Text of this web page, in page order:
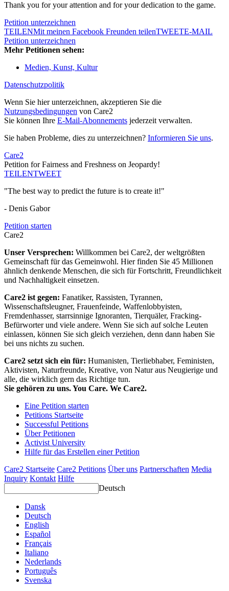
Thank you for your attention and for your dedication to the game.
Petition unterzeichnen
TEILENMit meinen Facebook Freunden teilenTWEETE-MAIL
Petition unterzeichnen
Mehr Petitionen sehen:
Medien, Kunst, Kultur
Datenschutzpolitik
Wenn Sie hier unterzeichnen, akzeptieren Sie die
Nutzungsbedingungen von Care2
Sie können Ihre E-Mail-Abonnements jederzeit verwalten.
Sie haben Probleme, dies zu unterzeichnen? Informieren Sie uns.
Care2
Petition for Fairness and Freshness on Jeopardy!
TEILENTWEET
"The best way to predict the future is to create it!"
- Denis Gabor
Petition starten
Care2
Unser Versprechen: Willkommen bei Care2, der weltgrößten
Gemeinschaft für das Gemeinwohl. Hier finden Sie 45 Millionen
ähnlich denkende Menschen, die sich für Fortschritt, Freundlichkeit
und Nachhaltigkeit einsetzen.
Care2 ist gegen: Fanatiker, Rassisten, Tyrannen,
Wissenschaftsleugner, Frauenfeinde, Waffenlobbyisten,
Fremdenhasser, starrsinnige Ignoranten, Tierquäler, Fracking-
Befürworter und viele andere. Wenn Sie sich auf solche Leuten
einlassen, können Sie sich gleich verziehen, denn dann haben Sie
bei uns nichts zu suchen.
Care2 setzt sich ein für: Humanisten, Tierliebhaber, Feministen,
Aktivisten, Naturfreunde, Kreative, von Natur aus Neugierige und
alle, die wirklich gern das Richtige tun.
Sie gehören zu uns. You Care. We Care2.
Eine Petition starten
Petitions Startseite
Successful Petitions
Über Petitionen
Activist University
Hilfe für das Erstellen einer Petition
Care2 Startseite Care2 Petitions Über uns Partnerschaften Media
Inquiry Kontakt Hilfe
Deutsch
Dansk
Deutsch
English
Español
Français
Italiano
Nederlands
Português
Svenska